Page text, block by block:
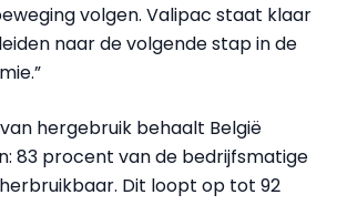
volgen. Valipac staat klaar
naar de volgende stap in de
hergebruik behaalt België
83 procent van de bedrijfsmatige
Dit loopt op tot 92